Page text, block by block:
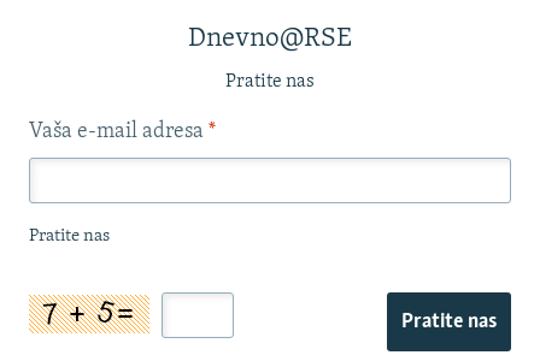
Dnevno@RSE
Pratite nas
Vaša e-mail adresa *
Pratite nas
Pratite nas